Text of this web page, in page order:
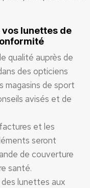
vos lunettes de
qualité auprès de
des opticiens
magasins de sport
avisés et de
et les
seront
de couverture
santé.
lunettes aux